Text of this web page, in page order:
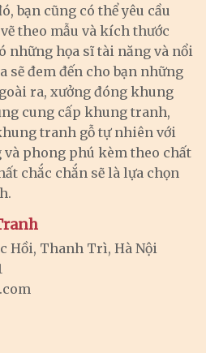
bạn cũng có thể yêu cầu
theo mẫu và kích thước
những họa sĩ tài năng và nổi
sẽ đem đến cho bạn những
ra, xưởng đóng khung
cung cấp khung tranh,
tranh gỗ tự nhiên với
và phong phú kèm theo chất
chắc chắn sẽ là lựa chọn
Hồi, Thanh Trì, Hà Nội